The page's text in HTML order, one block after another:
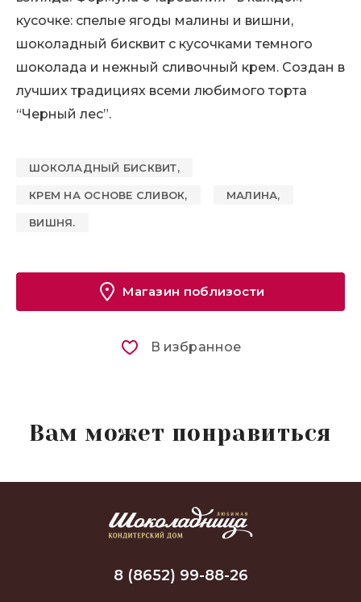
кусочке: спелые ягоды малины и вишни,
шоколадный бисквит с кусочками темного
шоколада и нежный сливочный крем. Создан в
лучших традициях всеми любимого торта
“Черный лес”.
ШОКОЛАДНЫЙ БИСКВИТ,
КРЕМ НА ОСНОВЕ СЛИВОК, МАЛИНА,
ВИШНЯ.
Магазин поблизости
В избранное
Вам может понравиться
8 (8652) 99-88-26